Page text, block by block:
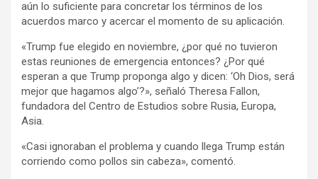
aún lo suficiente para concretar los términos de los
acuerdos marco y acercar el momento de su aplicación.
«Trump fue elegido en noviembre, ¿por qué no tuvieron
estas reuniones de emergencia entonces? ¿Por qué
esperan a que Trump proponga algo y dicen: ‘Oh Dios, será
mejor que hagamos algo’?», señaló Theresa Fallon,
fundadora del Centro de Estudios sobre Rusia, Europa,
Asia.
«Casi ignoraban el problema y cuando llega Trump están
corriendo como pollos sin cabeza», comentó.